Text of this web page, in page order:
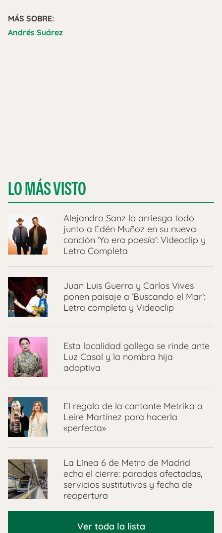
MÁS SOBRE:
Andrés Suárez
LO MÁS VISTO
Alejandro Sanz lo arriesga todo
junto a Edén Muñoz en su nueva
canción ‘Yo era poesía’: Videoclip y
Letra Completa
Juan Luis Guerra y Carlos Vives
ponen paisaje a ‘Buscando el Mar’:
Letra completa y Videoclip
Esta localidad gallega se rinde ante
Luz Casal y la nombra hija
adoptiva
El regalo de la cantante Metrika a
Leire Martínez para hacerla
«perfecta»
La Línea 6 de Metro de Madrid
echa el cierre: paradas afectadas,
servicios sustitutivos y fecha de
reapertura
Ver toda la lista